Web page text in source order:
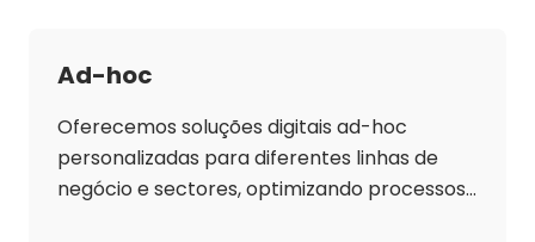
Ad-hoc
Oferecemos soluções digitais ad-hoc
personalizadas para diferentes linhas de
negócio e sectores, optimizando processos